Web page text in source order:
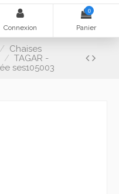
Connexion
0
Panier
Chaises
TAGAR -
ses105003